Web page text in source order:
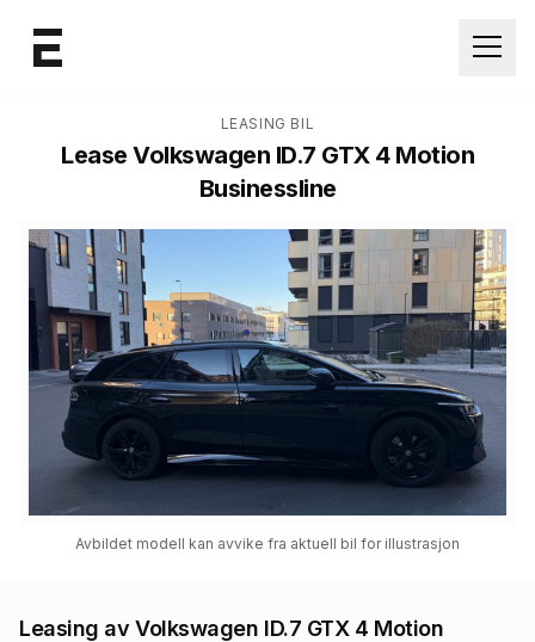
LEASING BIL
Lease Volkswagen ID.7 GTX 4 Motion
Businessline
Avbildet modell kan avvike fra aktuell bil for illustrasjon
Leasing avVolkswagen ID.7 GTX 4 Motion